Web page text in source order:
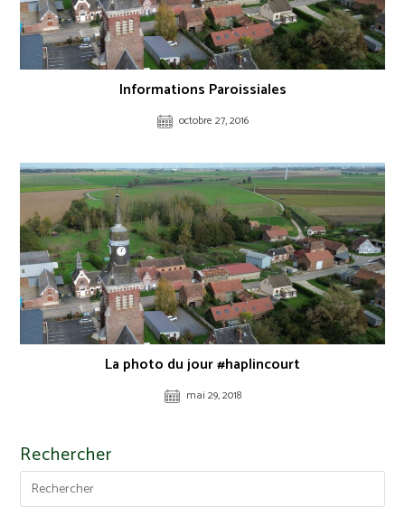
Informations Paroissiales
octobre 27, 2016
La photo du jour #haplincourt
mai 29, 2018
Rechercher